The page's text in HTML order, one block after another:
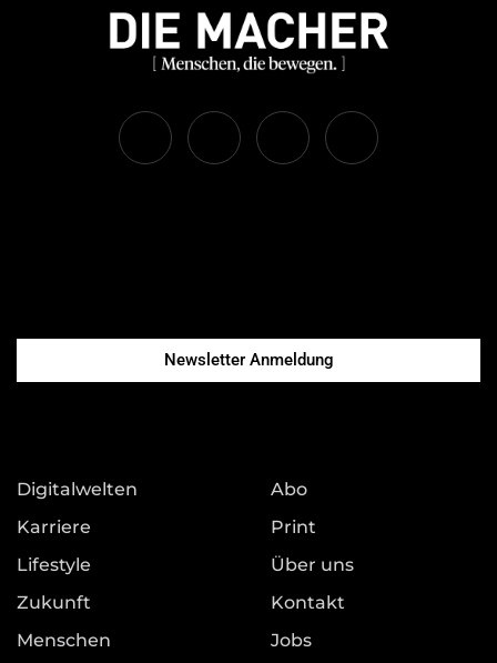
Newsletter Anmeldung
Digitalwelten
Karriere
Lifestyle
Zukunft
Menschen
Abo
Print
Über uns
Kontakt
Jobs